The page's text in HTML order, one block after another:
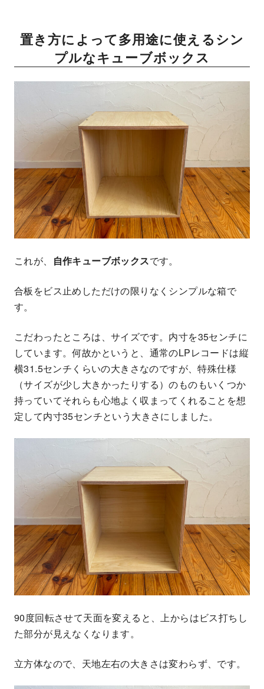
置き方によって多用途に使えるシン
プルなキューブボックス
これが、 自作キューブボックスです。
合板をビス止めしただけの限りなくシンプルな箱で
す。
こだわったところは、サイズです。内寸を35センチに
しています。何故かというと、通常のLPレコードは縦
横31.5センチくらいの大きさなのですが、特殊仕様
（サイズが少し大きかったりする）のものもいくつか
持っていてそれらも心地よく収まってくれることを想
定して内寸35センチという大きさにしました。
90度回転させて天面を変えると、上からはビス打ちし
た部分が見えなくなります。
立方体なので、天地左右の大きさは変わらず、です。